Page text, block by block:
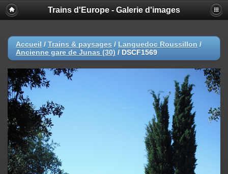
Trains d'Europe - Galerie d'images
Accueil / Trains & paysages / Languedoc Roussillon /
Ancienne gare de Junas (30) / DSCF1569